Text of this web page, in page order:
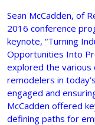
Sean McCadden, of
2016 conference
keynote, “Turning
Opportunities Into
explored the various
remodelers in
engaged and
McCadden offered
defining paths for